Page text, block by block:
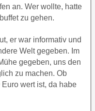
an. Wer wollte, hatte
zu gehen.
er war informativ und
Welt gegeben. Im
gegeben, uns den
zu machen. Ob
wert ist, da habe